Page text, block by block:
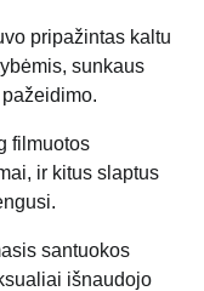
pripažintas kaltu
sunkaus
filmuotos
ir kitus slaptus
santuokos
išnaudojo